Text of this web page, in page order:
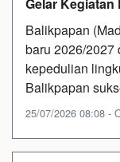
Balikpapan
baru 2026/2027
kepedulian
Balikpapan
25/07/2026 08:08 -